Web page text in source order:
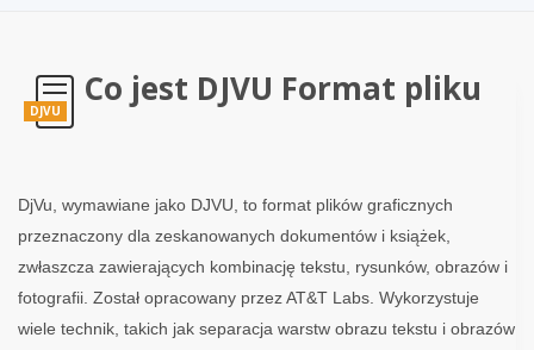
DJVU
Co jest DJVU Format pliku
DjVu, wymawiane jako DJVU, to format plików graficznych
przeznaczony dla zeskanowanych dokumentów i książek,
zwłaszcza zawierających kombinację tekstu, rysunków, obrazów i
fotografii. Został opracowany przez AT&T Labs. Wykorzystuje
wiele technik, takich jak separacja warstw obrazu tekstu i obrazów